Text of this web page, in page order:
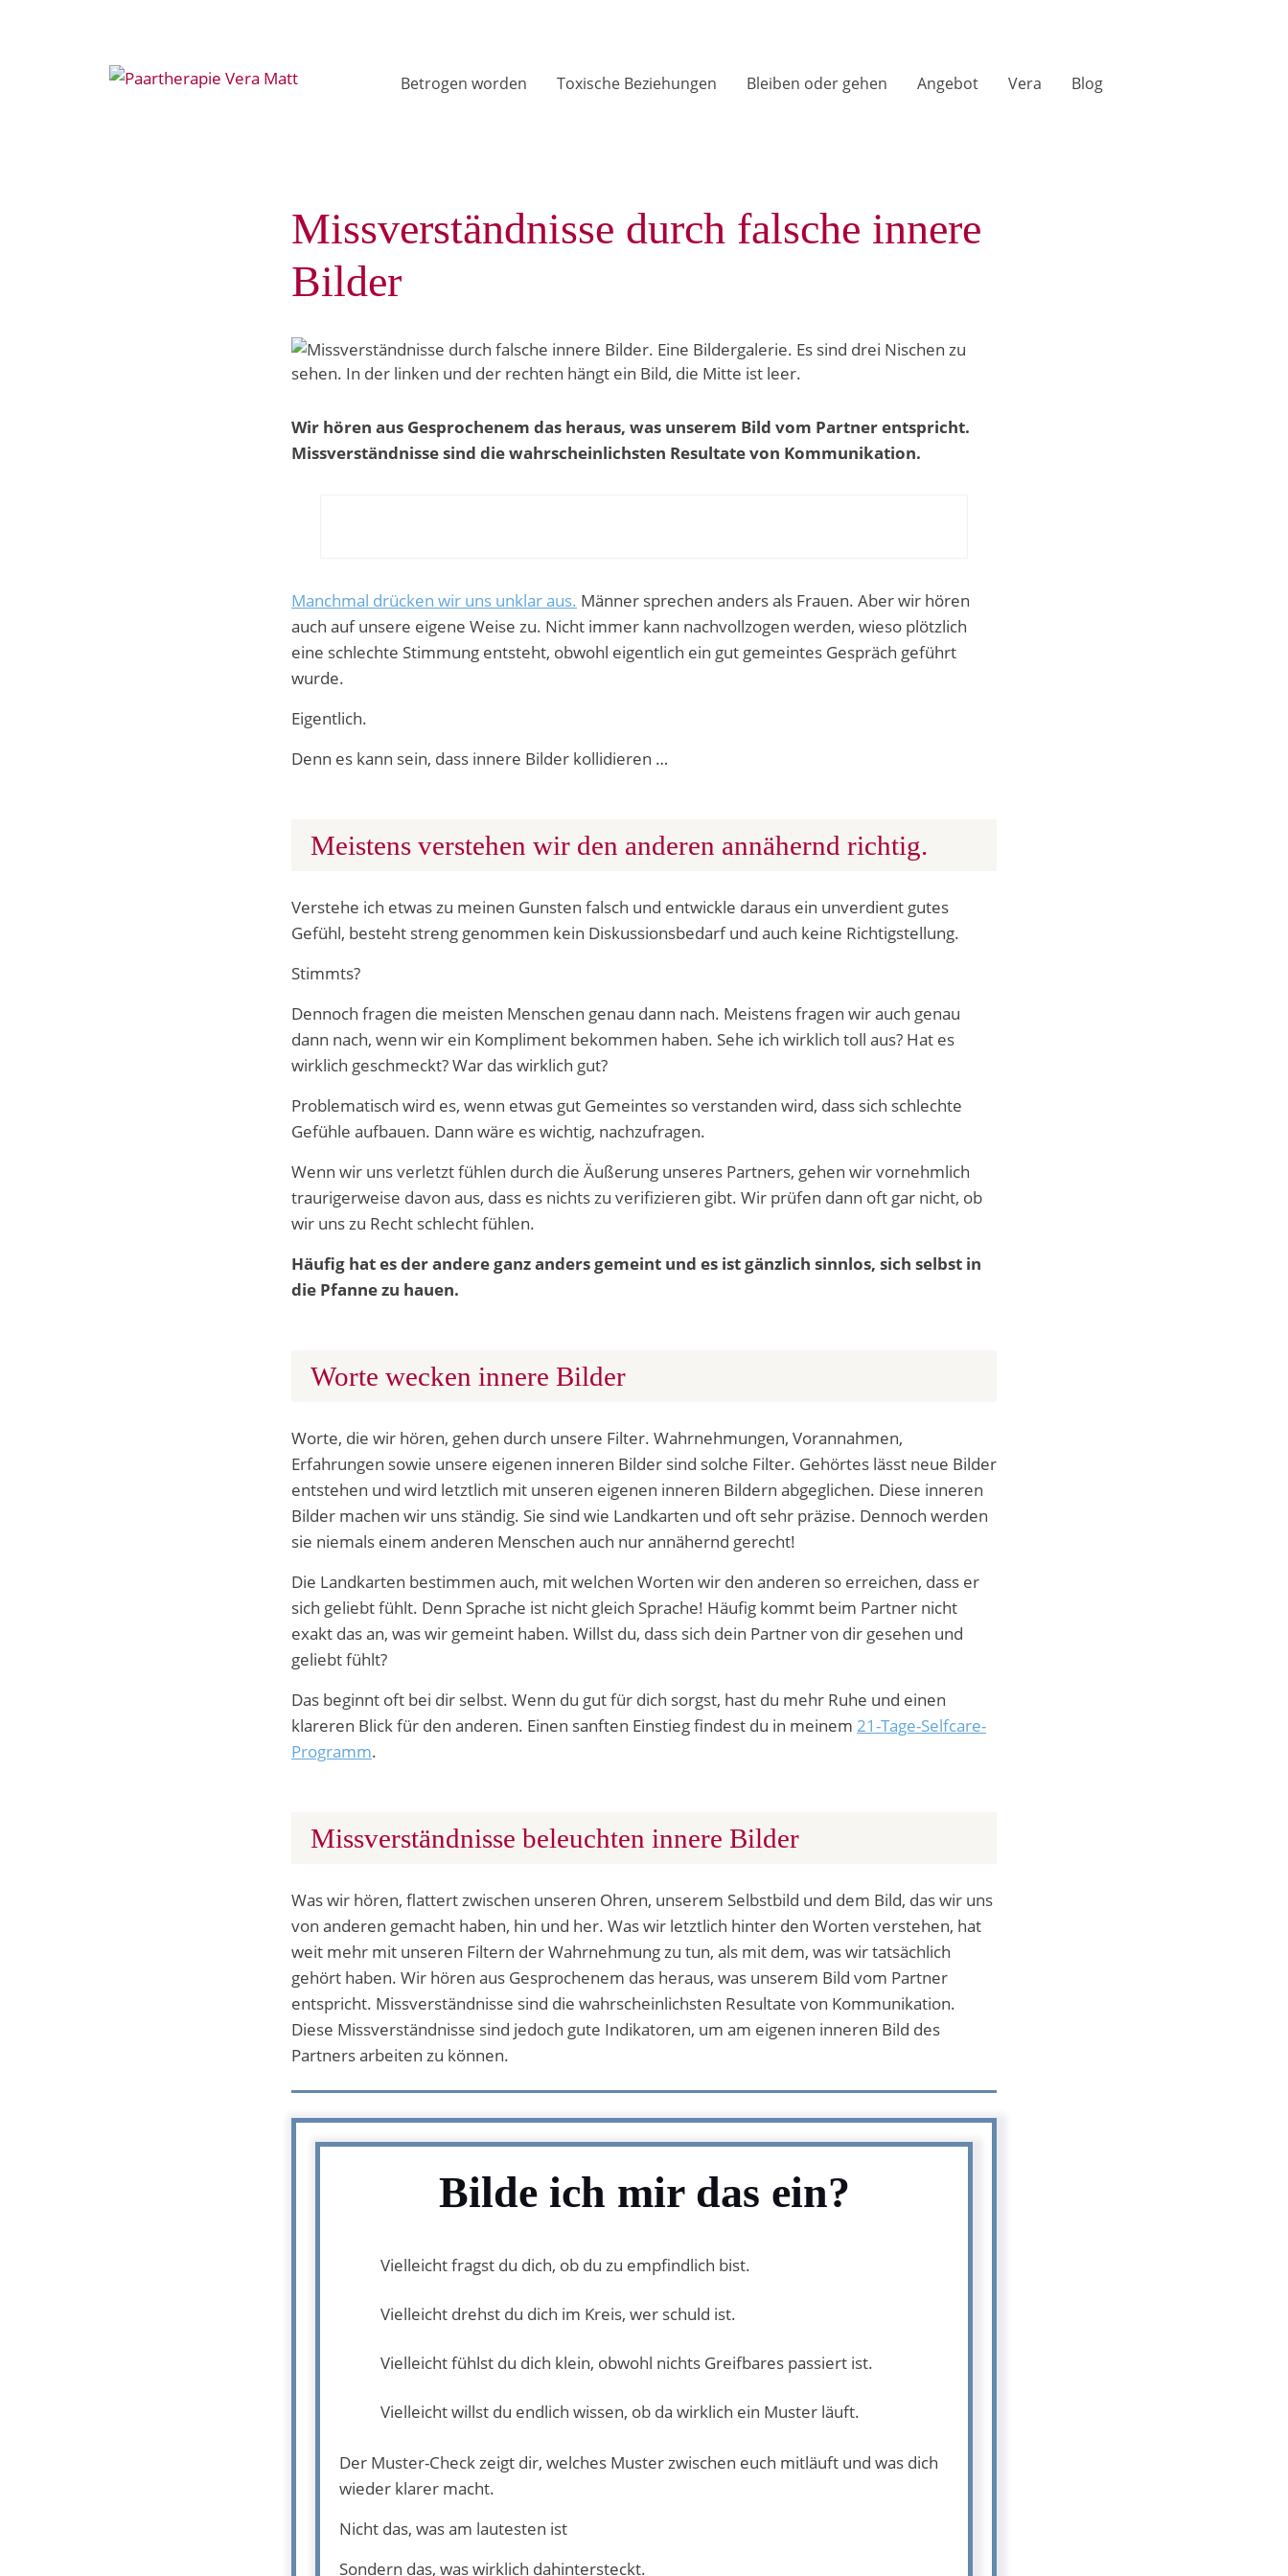
Paartherapie
Betrogen worden Toxische Beziehungen Bleiben oder gehen Angebot Vera Blog
Missverständnisse durch falsche innere
Bilder
Wir hören aus Gesprochenem das heraus, was unserem Bild vom Partner entspricht.
Missverständnisse sind die wahrscheinlichsten Resultate von Kommunikation.
Manchmal drücken wir uns unklar aus. Männer sprechen anders als Frauen. Aber wir hören
auch auf unsere eigene Weise zu. Nicht immer kann nachvollzogen werden, wieso plötzlich
eine schlechte Stimmung entsteht, obwohl eigentlich ein gut gemeintes Gespräch geführt
wurde.
Eigentlich.
Denn es kann sein, dass innere Bilder kollidieren …
Meistens verstehen wir den anderen annähernd richtig.
Verstehe ich etwas zu meinen Gunsten falsch und entwickle daraus ein unverdient gutes
Gefühl, besteht streng genommen kein Diskussionsbedarf und auch keine Richtigstellung.
Stimmts?
Dennoch fragen die meisten Menschen genau dann nach. Meistens fragen wir auch genau
dann nach, wenn wir ein Kompliment bekommen haben. Sehe ich wirklich toll aus? Hat es
wirklich geschmeckt? War das wirklich gut?
Problematisch wird es, wenn etwas gut Gemeintes so verstanden wird, dass sich schlechte
Gefühle aufbauen. Dann wäre es wichtig, nachzufragen.
Wenn wir uns verletzt fühlen durch die Äußerung unseres Partners, gehen wir vornehmlich
traurigerweise davon aus, dass es nichts zu verifizieren gibt. Wir prüfen dann oft gar nicht, ob
wir uns zu Recht schlecht fühlen.
Häufig hat es der andere ganz anders gemeint und es ist gänzlich sinnlos, sich selbst in
die Pfanne zu hauen.
Worte wecken innere Bilder
Worte, die wir hören, gehen durch unsere Filter. Wahrnehmungen, Vorannahmen,
Erfahrungen sowie unsere eigenen inneren Bilder sind solche Filter. Gehörtes lässt neue Bilder
entstehen und wird letztlich mit unseren eigenen inneren Bildern abgeglichen. Diese inneren
Bilder machen wir uns ständig. Sie sind wie Landkarten und oft sehr präzise. Dennoch werden
sie niemals einem anderen Menschen auch nur annähernd gerecht!
Die Landkarten bestimmen auch, mit welchen Worten wir den anderen so erreichen, dass er
sich geliebt fühlt. Denn Sprache ist nicht gleich Sprache! Häufig kommt beim Partner nicht
exakt das an, was wir gemeint haben. Willst du, dass sich dein Partner von dir gesehen und
geliebt fühlt?
Das beginnt oft bei dir selbst. Wenn du gut für dich sorgst, hast du mehr Ruhe und einen
klareren Blick für den anderen. Einen sanften Einstieg findest du in meinem 21-Tage-Selfcare-
Programm.
Missverständnisse beleuchten innere Bilder
Was wir hören, flattert zwischen unseren Ohren, unserem Selbstbild und dem Bild, das wir uns
von anderen gemacht haben, hin und her. Was wir letztlich hinter den Worten verstehen, hat
weit mehr mit unseren Filtern der Wahrnehmung zu tun, als mit dem, was wir tatsächlich
gehört haben. Wir hören aus Gesprochenem das heraus, was unserem Bild vom Partner
entspricht. Missverständnisse sind die wahrscheinlichsten Resultate von Kommunikation.
Diese Missverständnisse sind jedoch gute Indikatoren, um am eigenen inneren Bild des
Partners arbeiten zu können.
Bilde ich mir das ein?
Vielleicht fragst du dich, ob du zu empfindlich bist.
Vielleicht drehst du dich im Kreis, wer schuld ist.
Vielleicht fühlst du dich klein, obwohl nichts Greifbares passiert ist.
Vielleicht willst du endlich wissen, ob da wirklich ein Muster läuft.
Der Muster-Check zeigt dir, welches Muster zwischen euch mitläuft und was dich
wieder klarer macht.
Nicht das, was am lautesten ist
Sondern das, was wirklich dahintersteckt.